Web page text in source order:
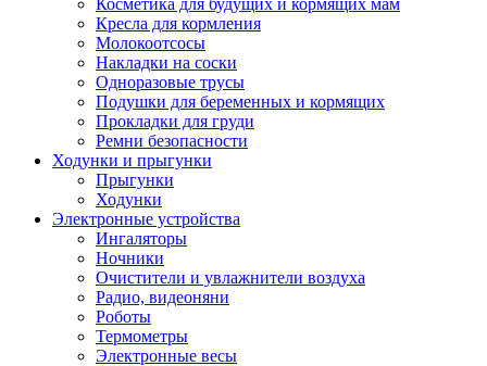
Косметика для будущих и кормящих мам
Кресла для кормления
Молокоотсосы
Накладки на соски
Одноразовые трусы
Подушки для беременных и кормящих
Прокладки для груди
Ремни безопасности
Ходунки и прыгунки
Прыгунки
Ходунки
Электронные устройства
Ингаляторы
Ночники
Очистители и увлажнители воздуха
Радио, видеоняни
Роботы
Термометры
Электронные весы